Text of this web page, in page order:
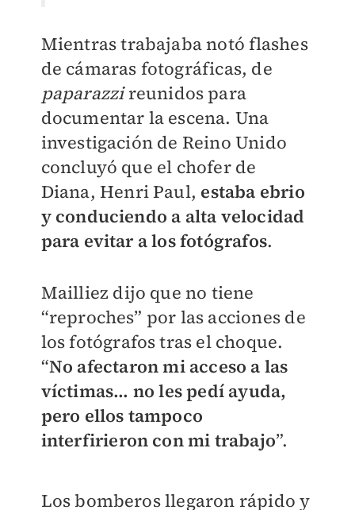
Mientras trabajaba notó flashes
de cámaras fotográficas, de
paparazzireunidos para
documentar la escena. Una
investigación de Reino Unido
concluyó que el chofer de
Diana, Henri Paul, estaba ebrio
y conduciendo a alta velocidad
para evitar a los fotógrafos.
Mailliez dijo que no tiene
“reproches” por las acciones de
los fotógrafos tras el choque.
“No afectaron mi acceso a las
víctimas... no les pedí ayuda,
pero ellos tampoco
interfirieron con mi trabajo”.
Los bomberos llegaron rápido y